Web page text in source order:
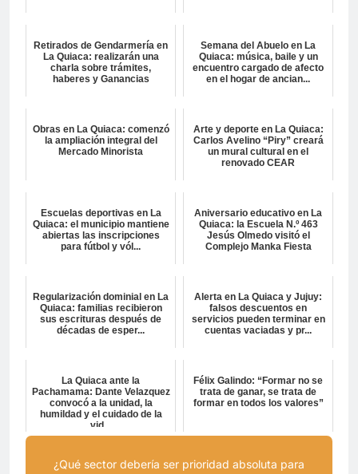
Retirados de Gendarmería en
La Quiaca: realizarán una
charla sobre trámites,
haberes y Ganancias
Semana del Abuelo en La
Quiaca: música, baile y un
encuentro cargado de afecto
en el hogar de ancian...
Obras en La Quiaca: comenzó
la ampliación integral del
Mercado Minorista
Arte y deporte en La Quiaca:
Carlos Avelino “Piry” creará
un mural cultural en el
renovado CEAR
Escuelas deportivas en La
Quiaca: el municipio mantiene
abiertas las inscripciones
para fútbol y vól...
Aniversario educativo en La
Quiaca: la Escuela N.º 463
Jesús Olmedo visitó el
Complejo Manka Fiesta
Regularización dominial en La
Quiaca: familias recibieron
sus escrituras después de
décadas de esper...
Alerta en La Quiaca y Jujuy:
falsos descuentos en
servicios pueden terminar en
cuentas vaciadas y pr...
La Quiaca ante la
Pachamama: Dante Velazquez
convocó a la unidad, la
humildad y el cuidado de la
vid...
Félix Galindo: “Formar no se
trata de ganar, se trata de
formar en todos los valores”
¿Qué sector debería ser prioridad absoluta para